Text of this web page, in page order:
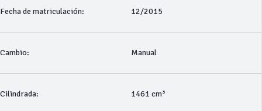
Fecha de matriculación: 12/2015
Cambio: Manual
Cilindrada: 1461 cm³